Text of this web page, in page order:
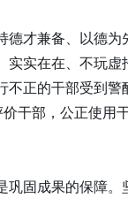
德才兼备、以德为
实实在在、不玩虚
不正的干部受到警
干部，公正使用
巩固成果的保障。